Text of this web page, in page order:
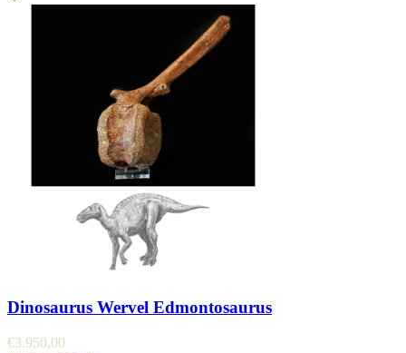
Dinosaurus Wervel Edmontosaurus
€3.950,00